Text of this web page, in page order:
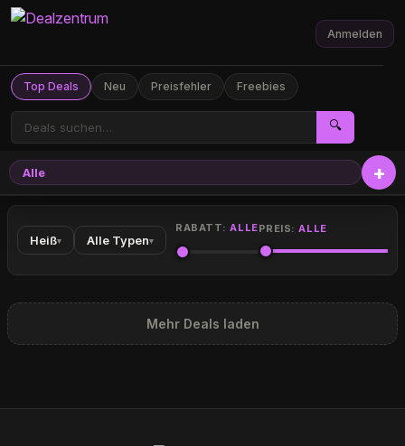
Top Deals Neu Preisfehler Freebies
🔍
Anmelden
Alle
Heiß▾ Alle Typen▾
RABATT:ALLEPREIS:ALLE
Mehr Deals laden